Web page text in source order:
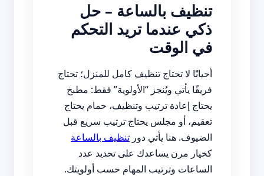
تنظيف بالساعة – حل
ذكي عندما تريد التحكم
في الوقت
أحيانًا لا تحتاج تنظيف كامل للمنزل؛ تحتاج
فريقًا يأتي ويُنجز “الأولوية” فقط: مطبخ
يحتاج إعادة ترتيب وتنظيف، حمام يحتاج
تعقيم، أو مجلس يحتاج ترتيب سريع قبل
الضيوف. هنا يأتي دور تنظيف بالساعة
كخيار مرن يساعدك على تحديد عدد
الساعات وترتيب المهام حسب أولويتك.